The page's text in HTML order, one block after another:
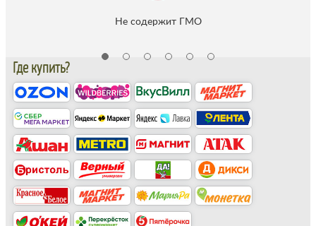
Не cодержит ГМО
Где купить?